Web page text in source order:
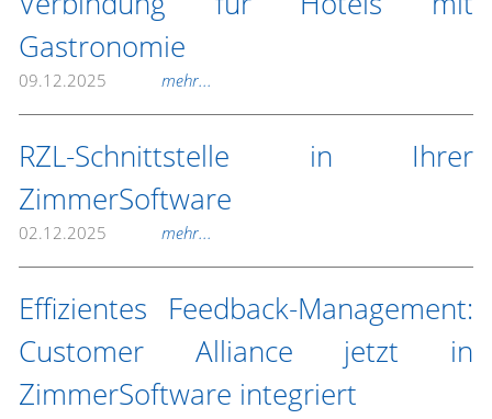
Gastronomie
09.12.2025 mehr...
RZL-Schnittstelle in Ihrer
ZimmerSoftware
02.12.2025 mehr...
Effizientes Feedback-Management:
Customer Alliance jetzt in
ZimmerSoftware integriert